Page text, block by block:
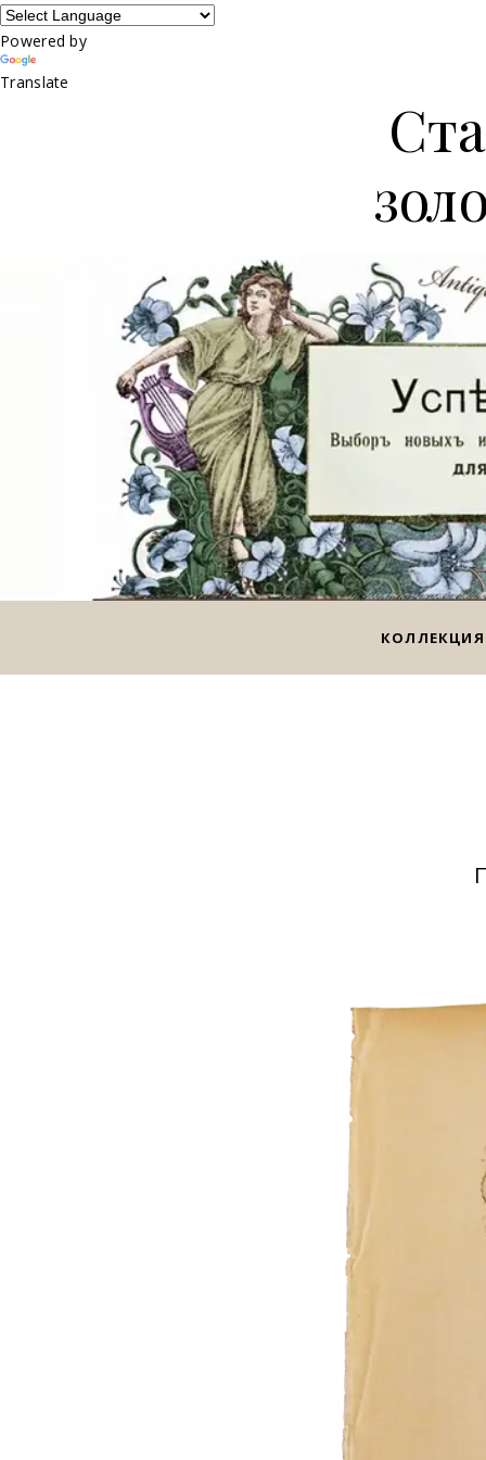
Powered by
Translate
КОЛЛЕКЦИЯ